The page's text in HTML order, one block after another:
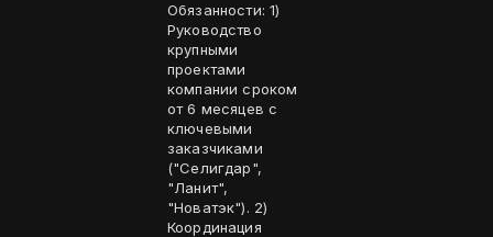
Обязанности: 1)
Руководство
крупными
проектами
компании сроком
от 6 месяцев с
ключевыми
заказчиками
("Селигдар",
"Ланит",
"Новатэк"). 2)
Координация